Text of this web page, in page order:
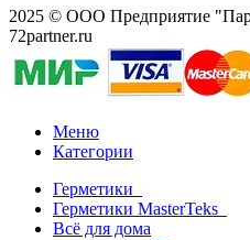
2025 © ООО Предприятие
72partner.ru
Меню
Категории
Герметики
Герметики MasterTeks
Всё для дома